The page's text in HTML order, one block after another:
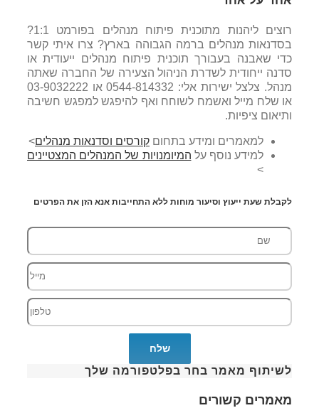
רוצים ליהנות מתוכנית פיתוח מנהלים בפורמט 1:1?
בסדנאות מנהלים ברמה הגבוהה בארץ? צרו איתי קשר
כדי שאבנה בעבורך תוכנית פיתוח מנהלים ייעודית או
סדנה ייחודית לשדרת הניהול הצעירה של החברה שאתה
מנהל. צלצל ישירות אלי: 0544-814332 או 03-9032222
או שלח מייל ואשמח לשוחח ואף להיפגש למפגש חשיבה
ותיאום ציפיות.
למאמרים ומידע בתחום קורסים וסדנאות מנהלים>
למידע נוסף על המיומנויות של המנהלים המצטיינים
>
לקבלת שעת ייעוץ וסיעור מוחות ללא התחייבות אנא הזן את הפרטים
לשיתוף מאמר בחר בפלטפורמה שלך
מאמרים קשורים